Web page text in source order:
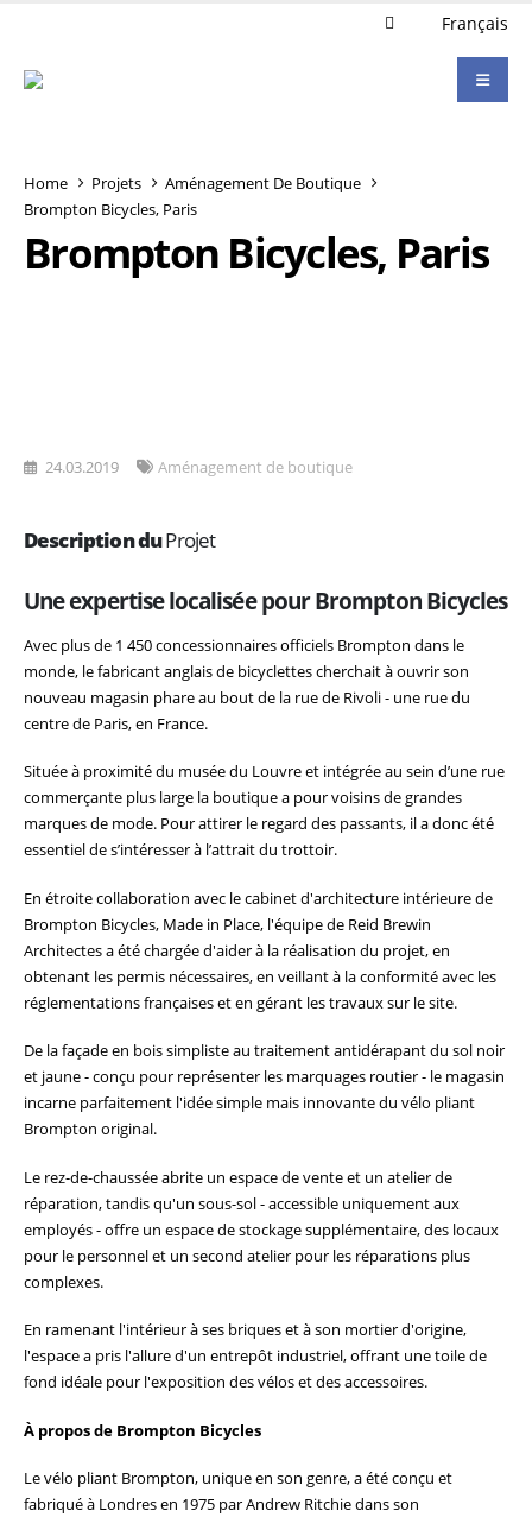
Français
Brompton Bicycles, Paris
Home Projets
Aménagement De Boutique
Brompton Bicycles, Paris
24.03.2019 Aménagement de boutique
Description duProjet
Une expertise localisée pour Brompton Bicycles
Avec plus de 1 450 concessionnaires officiels Brompton dans le
monde, le fabricant anglais de bicyclettes cherchait à ouvrir son
nouveau magasin phare au bout de la rue de Rivoli - une rue du
centre de Paris, en France.
Située à proximité du musée du Louvre et intégrée au sein d’une rue
commerçante plus large la boutique a pour voisins de grandes
marques de mode. Pour attirer le regard des passants, il a donc été
essentiel de s’intéresser à l’attrait du trottoir.
En étroite collaboration avec le cabinet d'architecture intérieure de
Brompton Bicycles, Made in Place, l'équipe de Reid Brewin
Architectes a été chargée d'aider à la réalisation du projet, en
obtenant les permis nécessaires, en veillant à la conformité avec les
réglementations françaises et en gérant les travaux sur le site.
De la façade en bois simpliste au traitement antidérapant du sol noir
et jaune - conçu pour représenter les marquages routier - le magasin
incarne parfaitement l'idée simple mais innovante du vélo pliant
Brompton original.
Le rez-de-chaussée abrite un espace de vente et un atelier de
réparation, tandis qu'un sous-sol - accessible uniquement aux
employés - offre un espace de stockage supplémentaire, des locaux
pour le personnel et un second atelier pour les réparations plus
complexes.
En ramenant l'intérieur à ses briques et à son mortier d'origine,
l'espace a pris l'allure d'un entrepôt industriel, offrant une toile de
fond idéale pour l'exposition des vélos et des accessoires.
À propos de Brompton Bicycles
Le vélo pliant Brompton, unique en son genre, a été conçu et
fabriqué à Londres en 1975 par Andrew Ritchie dans son